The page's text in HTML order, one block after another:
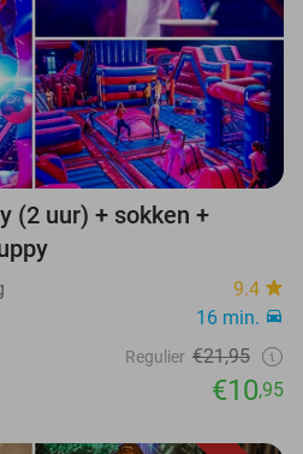
(2 uur) + sokken +
9.4
16 min.
Regulier €21,95
€10,95